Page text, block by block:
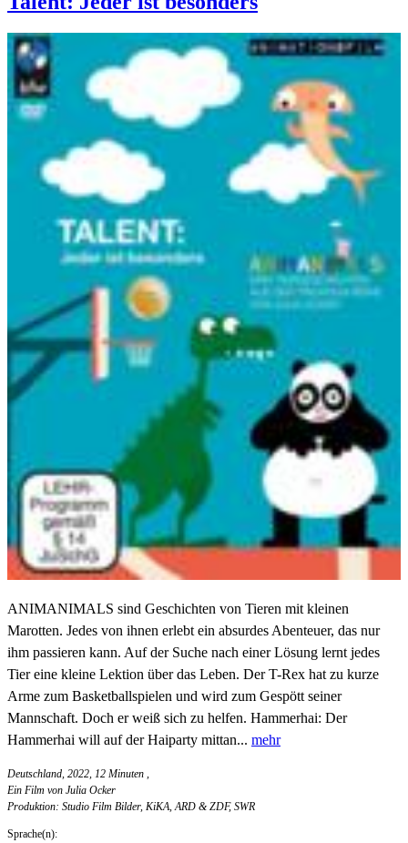
ANIMANIMALS sind Geschichten von Tieren mit kleinen
Marotten. Jedes von ihnen erlebt ein absurdes Abenteuer, das nur
ihm passieren kann. Auf der Suche nach einer Lösung lernt jedes
Tier eine kleine Lektion über das Leben. Der T-Rex hat zu kurze
Arme zum Basketballspielen und wird zum Gespött seiner
Mannschaft. Doch er weiß sich zu helfen. Hammerhai: Der
Hammerhai will auf der Haiparty mittan... mehr
Deutschland, 2022, 12 Minuten ,
Ein Film von Julia Ocker
Produktion: Studio Film Bilder, KiKA, ARD & ZDF, SWR
Sprache(n):